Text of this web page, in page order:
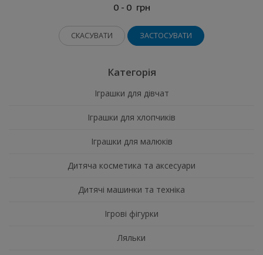
0 - 0грн
СКАСУВАТИ ЗАСТОСУВАТИ
Категорія
Іграшки для дівчат
Іграшки для хлопчиків
Іграшки для малюків
Дитяча косметика та аксесуари
Дитячі машинки та техніка
Ігрові фігурки
Ляльки